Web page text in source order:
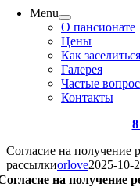
Menu
О пансионате
Цены
Как заселиться
Галерея
Частые
Контакты
Согласие на
рассылкиorlove2025-10-
на получение